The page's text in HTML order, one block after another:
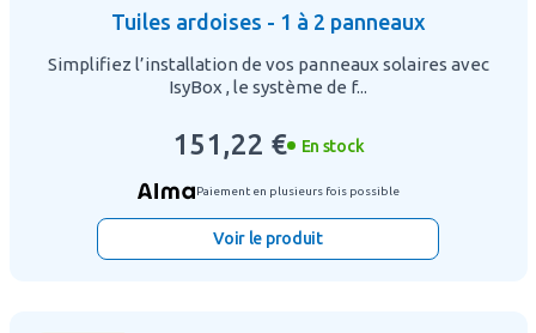
Tuiles ardoises - 1 à 2 panneaux
Simplifiez l’installation de vos panneaux solaires avec
IsyBox , le système de f...
151,22 € En stock
Paiement en plusieurs fois possible
Voir le produit